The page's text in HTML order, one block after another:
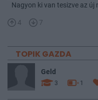
Nagyon ki van tesizve az új
4 7
TOPIK GAZDA
Geld
3 1